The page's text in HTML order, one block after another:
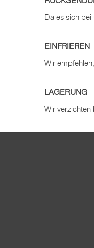
Da es sich
EINFRIEREN
Wir
LAGERUNG
Wir